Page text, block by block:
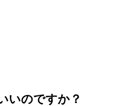
いのですか？